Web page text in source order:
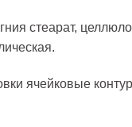
стеарат,
ячейковые